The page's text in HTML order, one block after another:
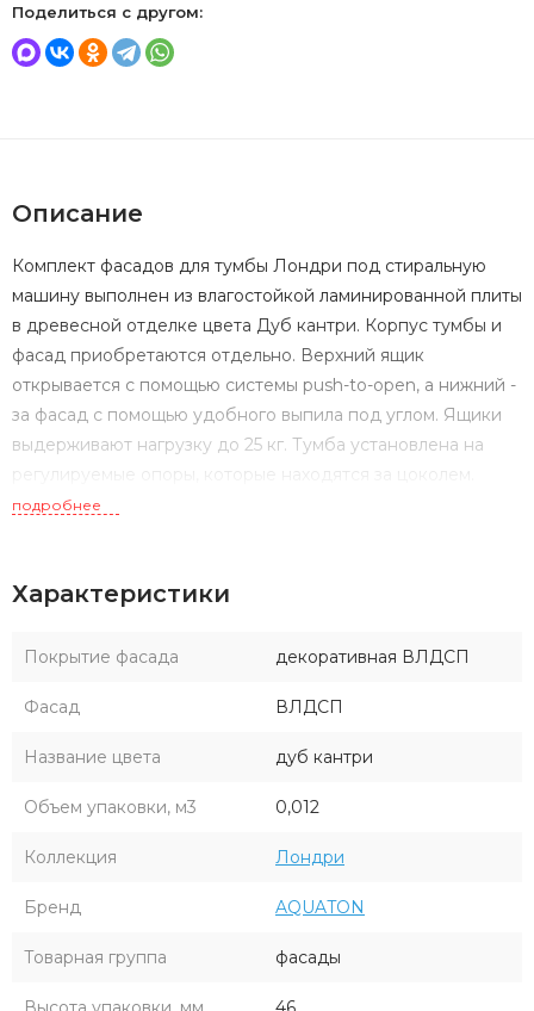
Поделиться с другом:
Описание
Комплект фасадов для тумбы Лондри под стиральную
машину выполнен из влагостойкой ламинированной плиты
в древесной отделке цвета Дуб кантри. Корпус тумбы и
фасад приобретаются отдельно. Верхний ящик
открывается с помощью системы push-to-open, а нижний -
за фасад с помощью удобного выпила под углом. Ящики
выдерживают нагрузку до 25 кг. Тумба установлена на
Тумба комплектуется раковиной Лондри 120 из прочного
обеспечивает ванную комнату дополнительным
можно приобрести шкаф-колонну Лондри и зеркальный
подробнее
Характеристики
Покрытие фасада декоративная ВЛДСП
Фасад ВЛДСП
Название цвета дуб кантри
Объем упаковки, м3 0,012
Коллекция Лондри
Бренд AQUATON
Товарная группа фасады